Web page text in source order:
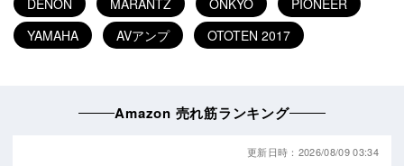
YAMAHA
AVアンプ OTOTEN 2017